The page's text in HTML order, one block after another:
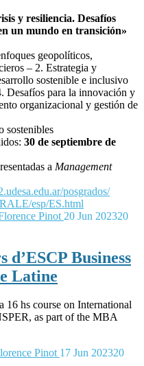
y resiliencia. Desafíos
un mundo en transición»
geopolíticos,
– 2. Estrategia y
sostenible e inclusivo
Desafíos para la innovación y
organizacional y gestión de
sostenibles
30 de septiembre de
a Management
udesa.edu.ar/posgrados/
esp/ES.html
Pinot 20 Jun 202320
Business
Latine
16 hs course on International
as part of the MBA
Pinot 17 Jun 202320